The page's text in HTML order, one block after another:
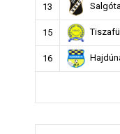
13
15
16